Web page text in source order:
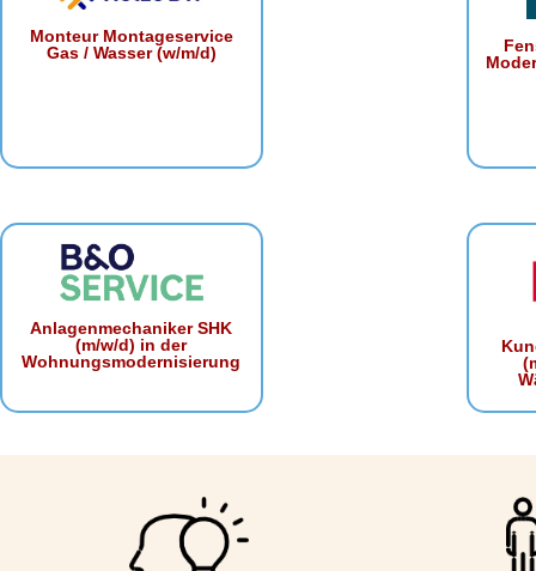
Monteur Montageservice
Gas / Wasser (w/m/d)
Anlagenmechaniker SHK
(m/w/d) in der
Wohnungsmodernisierung